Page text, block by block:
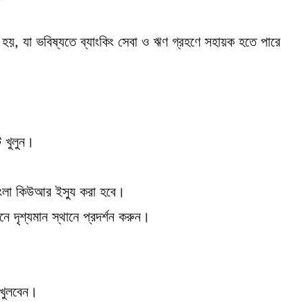
হয়, যা ভবিষ্যতে ব্যাংকিং সেবা ও ঋণ গ্রহণে সহায়ক হতে পারে
খুলুন।
কিউআর ইস্যু করা হবে।
দৃশ্যমান স্থানে প্রদর্শন করুন।